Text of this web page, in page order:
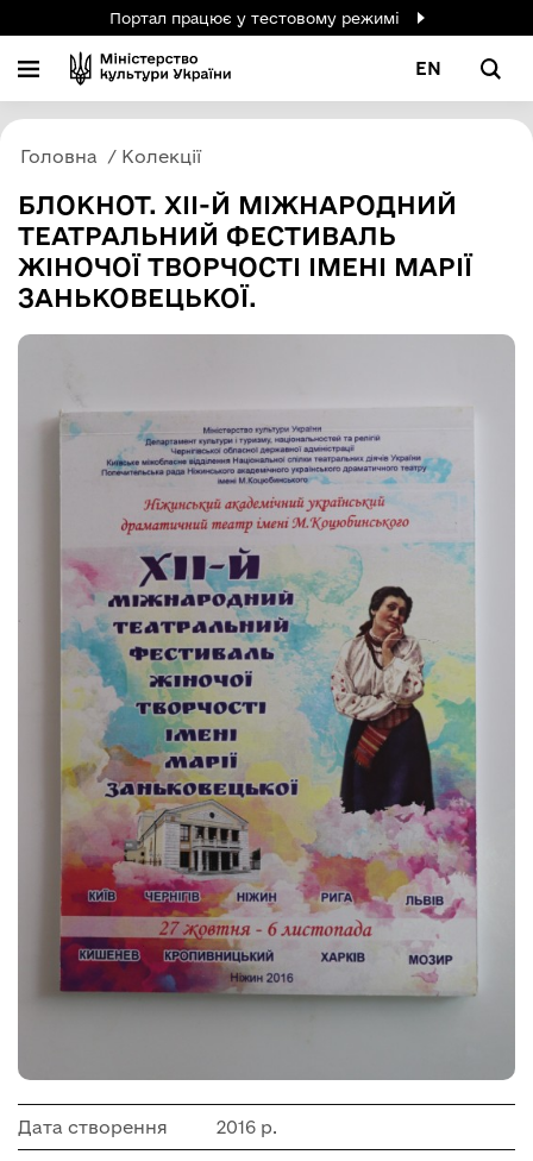
Портал працює у тестовому режимі
EN
Головна Колекції
БЛОКНОТ. ХІІ-Й МІЖНАРОДНИЙ
ТЕАТРАЛЬНИЙ ФЕСТИВАЛЬ
ЖІНОЧОЇ ТВОРЧОСТІ ІМЕНІ МАРІЇ
ЗАНЬКОВЕЦЬКОЇ.
Дата створення 2016 р.